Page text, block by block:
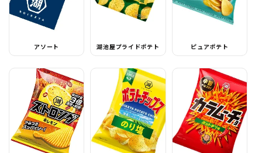
アソート 湖池屋プライドポテト ピュアポテト